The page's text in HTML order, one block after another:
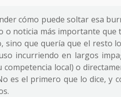
cómo puede soltar esa
o noticia más importante
sino que quería que el resto
incurriendo en largos
local) o
es el primero que lo dice, y